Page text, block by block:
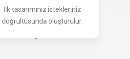
İlk tasarımınız istekleriniz
doğrultusunda oluşturulur.